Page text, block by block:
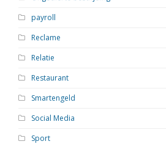
payroll
Reclame
Relatie
Restaurant
Smartengeld
Social Media
Sport